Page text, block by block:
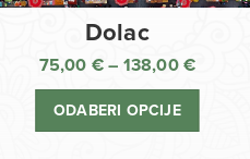
Dolac
75,00 € – 138,00 €
cijena:
ODABERI OPCIJE